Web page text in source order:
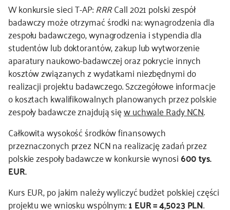
W konkursie sieci T-AP:RRRCall 2021 polski zespół
badawczy może otrzymać środki na: wynagrodzenia dla
zespołu badawczego, wynagrodzenia i stypendia dla
studentów lub doktorantów, zakup lub wytworzenie
aparatury naukowo-badawczej oraz pokrycie innych
kosztów związanych z wydatkami niezbędnymi do
realizacji projektu badawczego. Szczegółowe informacje
o kosztach kwalifikowalnych planowanych przez polskie
zespoły badawcze znajdują sięw uchwale Rady NCN.
Całkowita wysokość środków finansowych
przeznaczonych przez NCN na realizację zadań przez
polskie zespoły badawcze w konkursie wynosi600 tys.
EUR.
Kurs EUR, po jakim należy wyliczyć budżet polskiej części
projektu we wniosku wspólnym:1 EUR = 4,5023 PLN.